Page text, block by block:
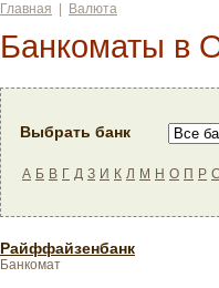
Главная Валюта
Банкоматы в
Выбрать банк
А Б В Г Д З И К Л М Н О П Р
Райффайзенбанк
Банкомат